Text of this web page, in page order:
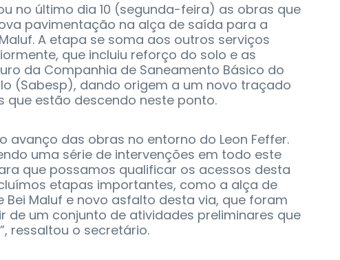
no último dia 10 (segunda-feira) as obras que
pavimentação na alça de saída para a
A etapa se soma aos outros serviços
que incluiu reforço do solo e as
da Companhia de Saneamento Básico do
(Sabesp), dando origem a um novo traçado
que estão descendo neste ponto.
avanço das obras no entorno do Leon Feffer.
uma série de intervenções em todo este
que possamos qualificar os acessos desta
etapas importantes, como a alça de
Bei Maluf e novo asfalto desta via, que foram
de um conjunto de atividades preliminares que
ressaltou o secretário.